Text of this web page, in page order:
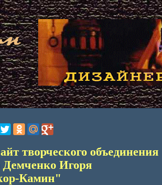
творческого объединения
Демченко Игоря
Камин"